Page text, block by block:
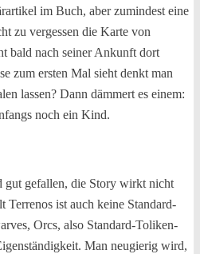
im Buch, aber zumindest eine
zu vergessen die Karte von
bald nach seiner Ankunft dort
zum ersten Mal sieht denkt man
lassen? Dann dämmert es einem:
noch ein Kind.
gut gefallen, die Story wirkt nicht
Terrenos ist auch keine Standard-
Orcs, also Standard-Toliken-
Man neugierig wird,